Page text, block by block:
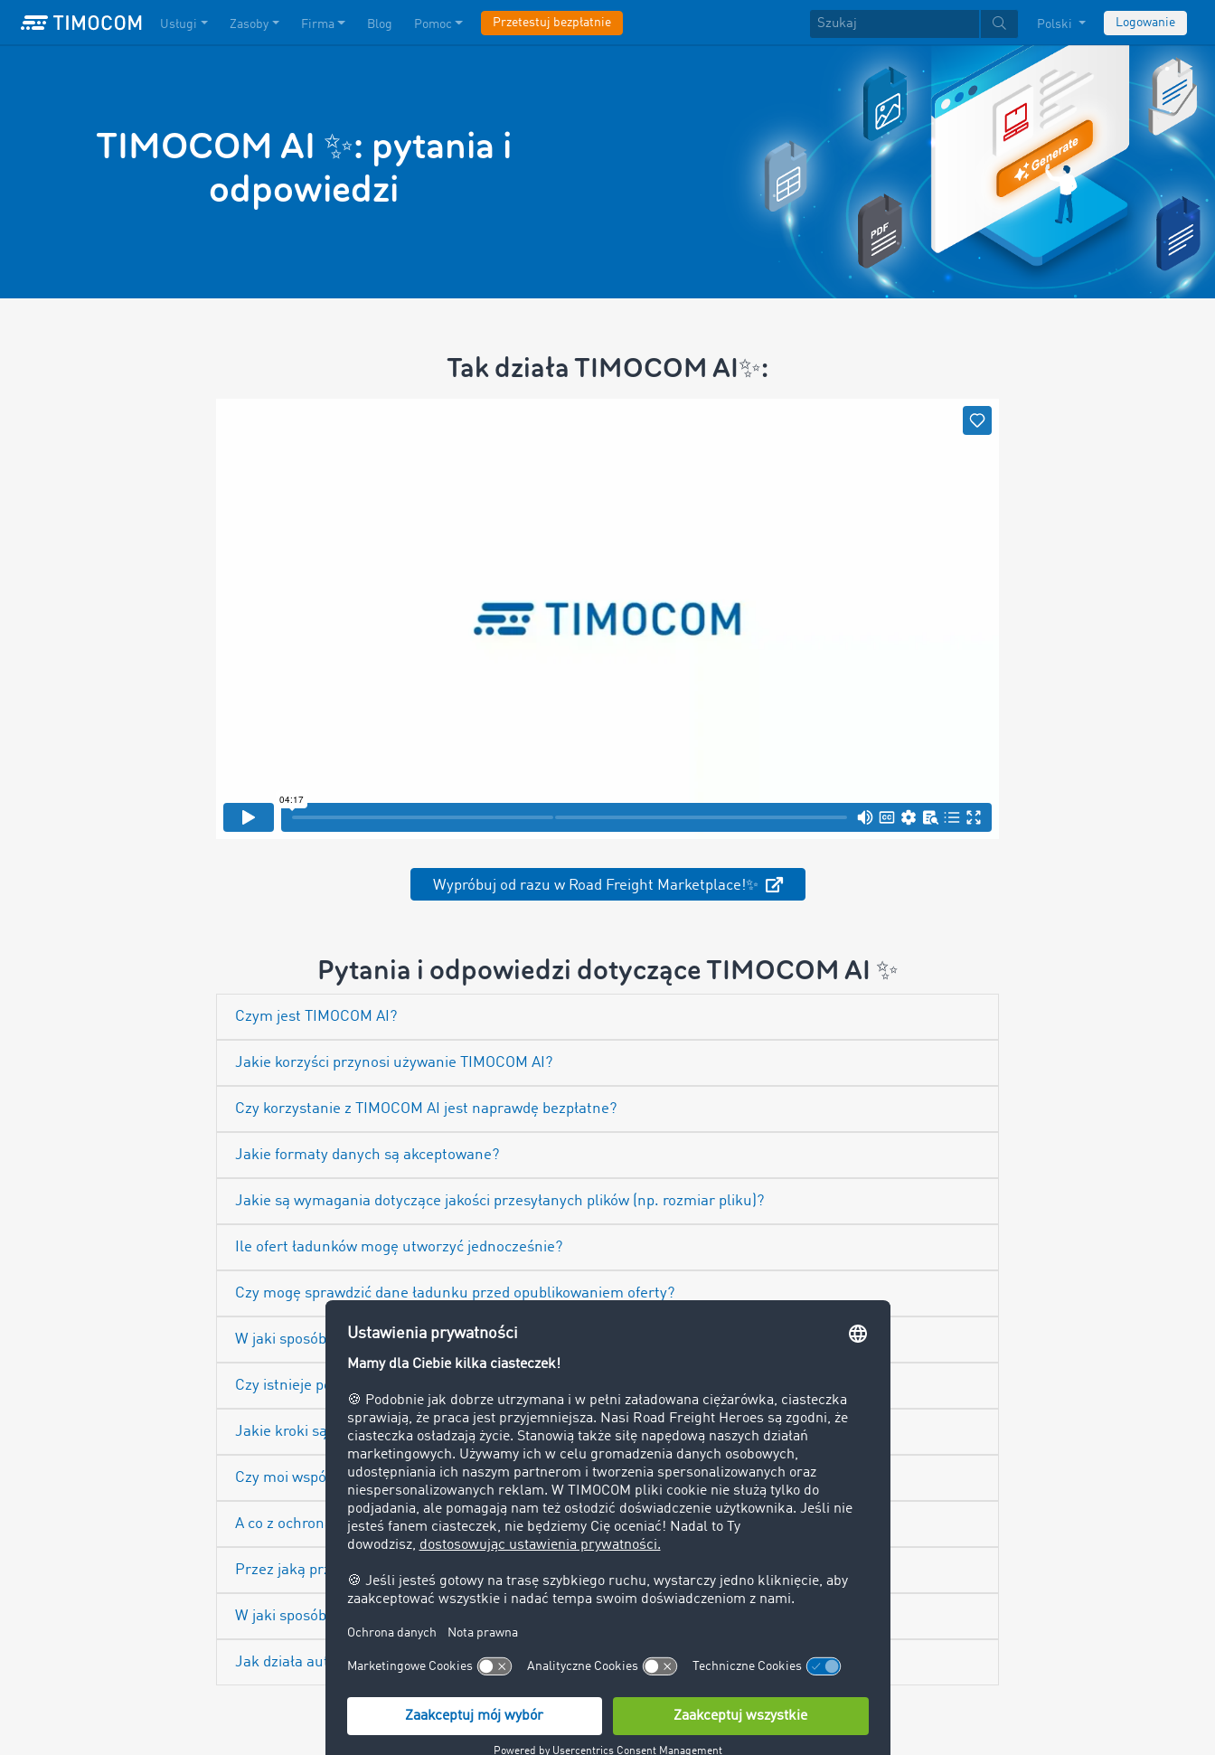
Usługi Zasoby Firma Blog Pomoc Przetestuj bezpłatnie Polski Logowanie
TIMOCOM AI ✨: pytania i
odpowiedzi
Tak działa TIMOCOM AI✨:
Wypróbuj od razu w Road Freight Marketplace!✨
Pytania i odpowiedzi dotyczące TIMOCOM AI ✨
Czym jest TIMOCOM AI?
Jakie korzyści przynosi używanie TIMOCOM AI?
Czy korzystanie z TIMOCOM AI jest naprawdę bezpłatne?
Jakie formaty danych są akceptowane?
Jakie są wymagania dotyczące jakości przesyłanych plików (np. rozmiar pliku)?
Ile ofert ładunków mogę utworzyć jednocześnie?
Czy mogę sprawdzić dane ładunku przed opublikowaniem oferty?
W jaki sposób TIMOCOM AI pomaga w przypadku różnic językowych?
Czy istnieje pomoc techniczna i jak ją uzyskać?
Jakie kroki są konieczne do wygenerowania oferty frachtu?
Czy moi współpracownicy również mogą korzystać z TIMOCOM AI?
A co z ochroną danych?
Przez jaką przeglądarkę mogę się zalogować?
W jaki sposób mogę podzielić się feedbackiem dotyczącym TIMOCOM AI?
Jak działa automatyczne przejmowanie danych ładunku?